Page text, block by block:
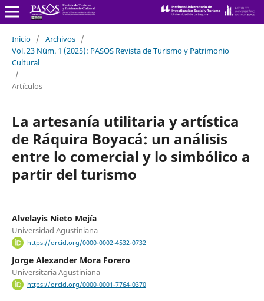
Inicio / Archivos /
Vol. 23 Núm. 1 (2025): PASOS Revista de Turismo y Patrimonio
Cultural
/
Artículos
La artesanía utilitaria y artística
de Ráquira Boyacá: un análisis
entre lo comercial y lo simbólico a
partir del turismo
Alvelayis Nieto Mejía
Universidad Agustiniana
https://orcid.org/0000-0002-4532-0732
Jorge Alexander Mora Forero
Universitaria Agustiniana
https://orcid.org/0000-0001-7764-0370